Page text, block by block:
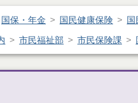
国保・年金 国民健康保険
市民福祉部 市民保険課